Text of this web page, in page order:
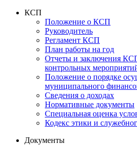
КСП
Положение о КСП
Руководитель
Регламент КСП
План работы на год
Отчеты и заключения
контрольных
Положение о порядке
муниципального
Сведения о доходах
Нормативные документы
Специальная оценка
Кодекс этики и
Документы